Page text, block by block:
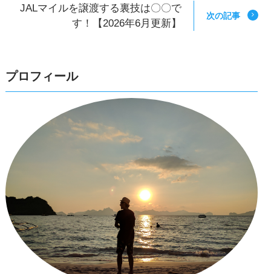
次の記事
JALマイルを譲渡する裏技は〇〇で
す！【2026年6月更新】
プロフィール